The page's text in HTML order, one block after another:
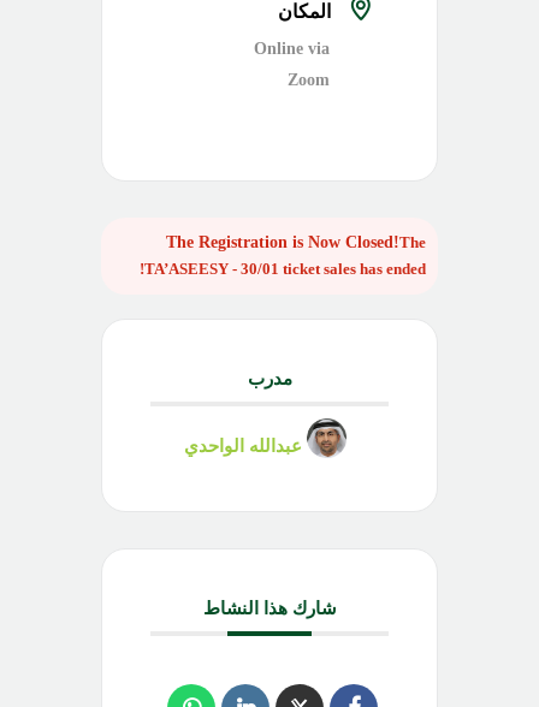
المكان
Online via
Zoom
The
TA’ASEESY - 30/01 ticket sales has ended!
مدرب
عبدالله الواحدي
شارك هذا النشاط